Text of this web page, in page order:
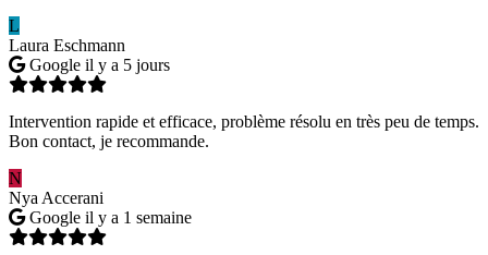
L
Laura Eschmann
Google il y a 5 jours
Intervention rapide et efficace, problème résolu en très peu de temps.
Bon contact, je recommande.
N
Nya Accerani
Google il y a 1 semaine